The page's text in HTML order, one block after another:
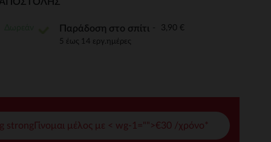
να διαχειριστείτε τις ρυθμίσεις απορρήτου,
ΑΠΟΣΤΟΛΉΣ
Παράδοση στο σπίτι 3,90 €
5 έως 14 εργ.ημέρες
strongΓίνομαι μέλος με < wg-1="">€30 /χρόνο*